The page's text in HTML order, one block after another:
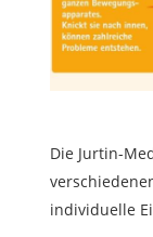
Die Jurtin-
individuelle